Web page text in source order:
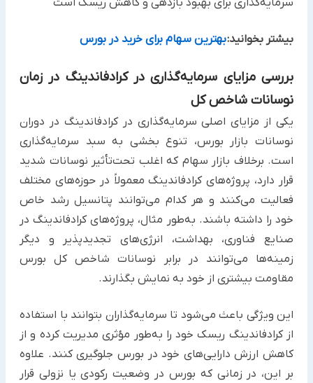
بیشتر بخوانید:بهترین سهام برای خرید در بورس
بررسی مزایای سرمایه‌گذاری در کرادفاندینگ در زمان
نوسانات شاخص کل
یکی از مزایای اصلی سرمایه‌گذاری در کرادفاندینگ در دوران
نوسانات بازار بورس، تنوع بخشی به سبد سرمایه‌گذاری
است. برخلاف بازار سهام که اغلب تحت‌تأثیر نوسانات شدید
قرار دارد، پروژه‌های کرادفاندینگ معمولاً در حوزه‌های مختلف
فعالیت می‌کنند و هر کدام می‌توانند پتانسیل رشد خاص
خود را داشته باشند. به‌طور مثال، پروژه‌های کرادفاندینگ در
صنایع فناوری، بهداشت، انرژی‌های تجدیدپذیر و دیگر
زمینه‌ها می‌توانند در برابر نوسانات شاخص کل بورس
مقاومت بیشتری از خود به نمایش بگذارند.
این ویژگی باعث می‌شود تا سرمایه‌گذاران بتوانند با استفاده
از کرادفاندینگ ریسک خود را به‌طور مؤثری مدیریت کرده و از
کاهش ارزش دارایی‌های خود در بورس جلوگیری کنند. علاوه
بر این، در زمانی که بورس در وضعیت رکودی یا نزولی قرار